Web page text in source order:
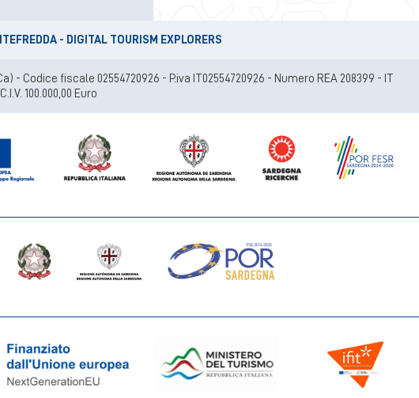
- DIGITAL TOURISM EXPLORERS
Codice fiscale 02554720926 - P.iva IT02554720926 - Numero REA 208399 - IT
100.000,00 Euro